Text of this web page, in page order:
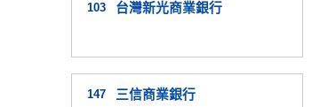
103 台灣新光商業銀行
147 三信商業銀行